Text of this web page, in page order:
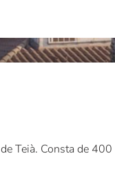
Teià. Consta de